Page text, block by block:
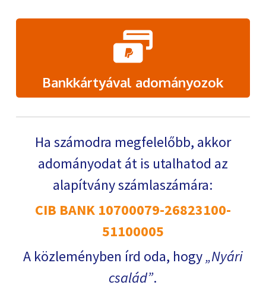
Bankkártyával adományozok
Ha számodra megfelelőbb, akkor
adományodat át is utalhatod az
alapítvány számlaszámára:
CIB BANK 10700079-26823100-
51100005
A közleményben írd oda, hogy Nyári
család .